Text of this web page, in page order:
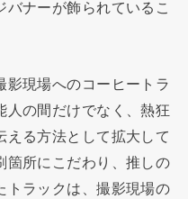
バナーが飾られているこ
影現場へのコーヒートラ
人の間だけでなく、熱狂
える方法として拡大して
箇所にこだわり、推しの
トラックは、撮影現場の